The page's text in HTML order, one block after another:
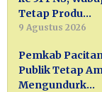
Tetap Produ…
9 Agustus 2026
Pemkab
Publik Tetap
Mengundurk…